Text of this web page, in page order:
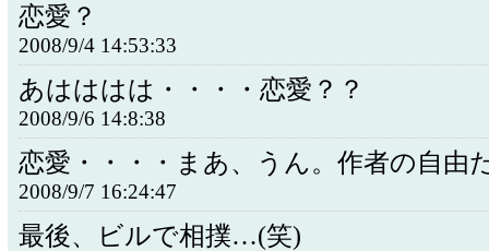
恋愛？
2008/9/4 14:53:33
あはははは・・・・恋愛？？
2008/9/6 14:8:38
恋愛・・・・まあ、うん。作者の自由
2008/9/7 16:24:47
最後、ビルで相撲…(笑)